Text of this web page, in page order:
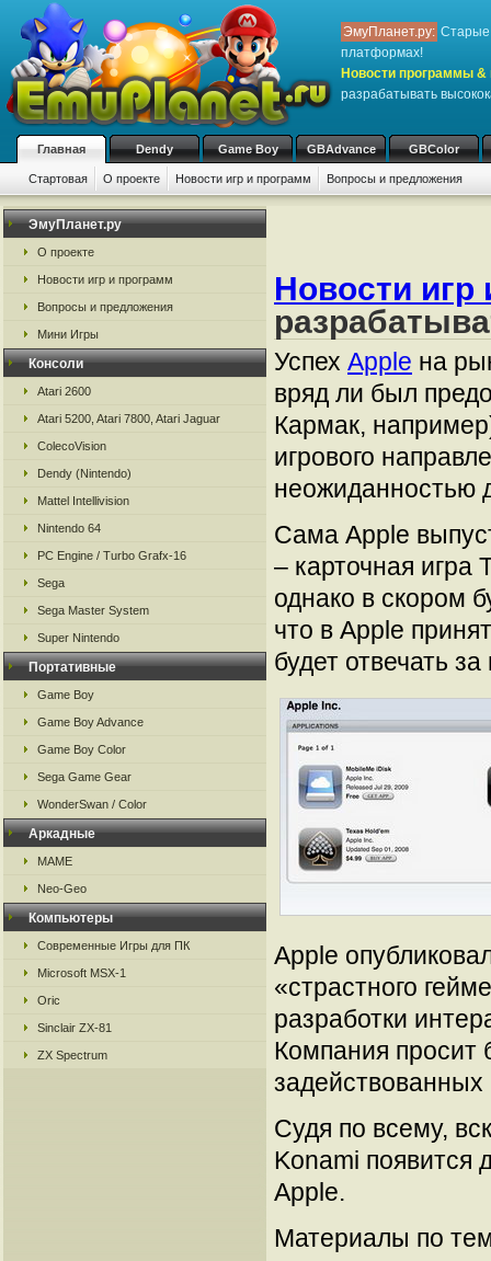
ЭмуПланет.ру: Старые
платформах!
Новости программы &
разрабатывать
Главная Dendy Game Boy GBAdvance GBColor
Стартовая О проекте Новости игр и программ Вопросы и предложения
ЭмуПланет.ру
О проекте
Новости игр и программ
Вопросы и предложения
Мини Игры
Консоли
Atari 2600
Atari 5200, Atari 7800, Atari Jaguar
ColecoVision
Dendy (Nintendo)
Mattel Intellivision
Nintendo 64
PC Engine / Turbo Grafx-16
Sega
Sega Master System
Super Nintendo
Портативные
Game Boy
Game Boy Advance
Game Boy Color
Sega Game Gear
WonderSwan / Color
Аркадные
MAME
Neo-Geo
Компьютеры
Современные Игры для ПК
Microsoft MSX-1
Oric
Sinclair ZX-81
ZX Spectrum
Новости игр
Успех Apple на
вряд ли был
Кармак,
игрового
неожиданностью
Сама Apple
– карточная игра
однако в скором
что в Apple
будет отвечать
Apple
«страстного
разработки
Компания просит
задействованных
Судя по всему,
Konami появится
Apple.
Материалы по